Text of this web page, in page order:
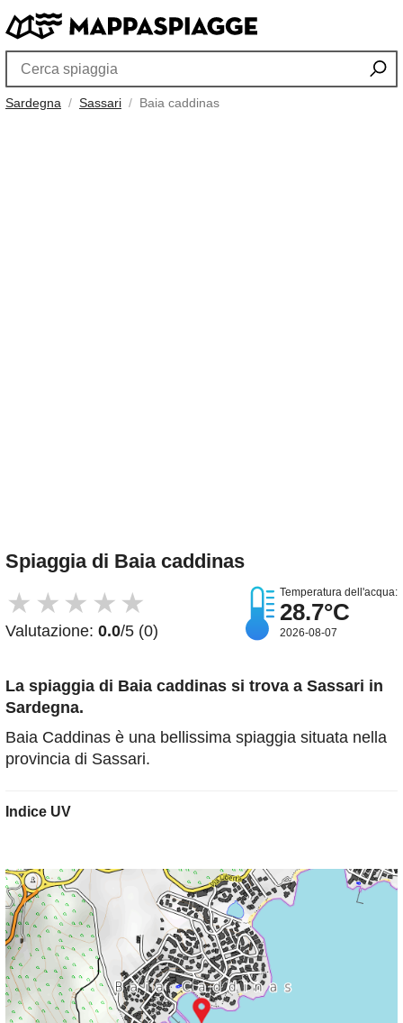
Sardegna Sassari Baia caddinas
Spiaggia di Baia caddinas
★ ★ ★ ★ ★
Valutazione: 0.0/5 (0)
Temperatura dell'acqua:
28.7°C
2026-08-07
La spiaggia di Baia caddinas si trova a Sassari in
Sardegna.
Baia Caddinas è una bellissima spiaggia situata nella
provincia di Sassari.
Indice UV